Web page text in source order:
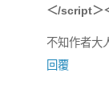
＜/script＞
不知作者大
回覆